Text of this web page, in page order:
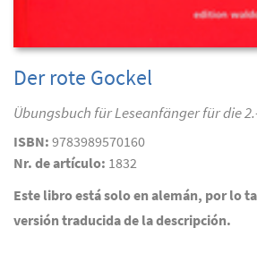
Der rote Gockel
Übungsbuch für Leseanfänger für die
ISBN: 9783989570160
Nr. de artículo: 1832
Este libro está solo en alemán, por lo
versión traducida de la descripción.